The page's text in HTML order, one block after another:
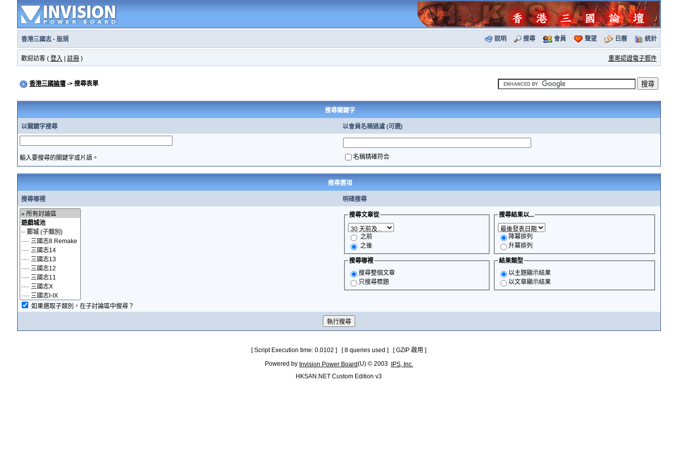
香港三國志· 版規 說明 搜尋 會員 聲望 日曆 統計
歡迎訪客 ( 登入 註冊) 重寄認證電子郵件
香港三國論壇-> 搜尋表單
搜尋關鍵字
以關鍵字搜尋 以會員名稱過濾 (可選)
輸入要搜尋的關鍵字或片語。 名稱精確符合
搜尋選項
搜尋哪裡 明確搜尋
如果選取子類別，在子討論區中搜尋？
搜尋文章從
之前
之後
搜尋結果以...
降冪排列
升冪排列
搜尋哪裡
搜尋整個文章
只搜尋標題
結果類型
以主題顯示結果
以文章顯示結果
[ Script Execution time: 0.0102 ] [ 8 queries used ] [ GZIP 啟用 ]
Powered by Invision Power Board(U) © 2003
IPS, Inc.
HKSAN.NET Custom Edition v3